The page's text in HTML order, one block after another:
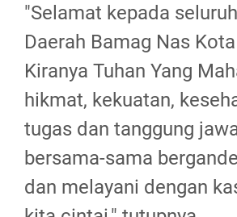
"Selamat kepada
Daerah Bamag Nas
Kiranya Tuhan Yang
hikmat, kekuatan,
tugas dan tanggung
bersama-sama
dan melayani dengan